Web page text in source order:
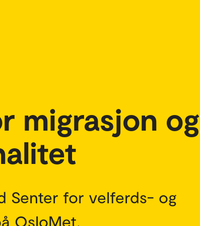
migrasjon og
Senter for velferds- og
OsloMet.